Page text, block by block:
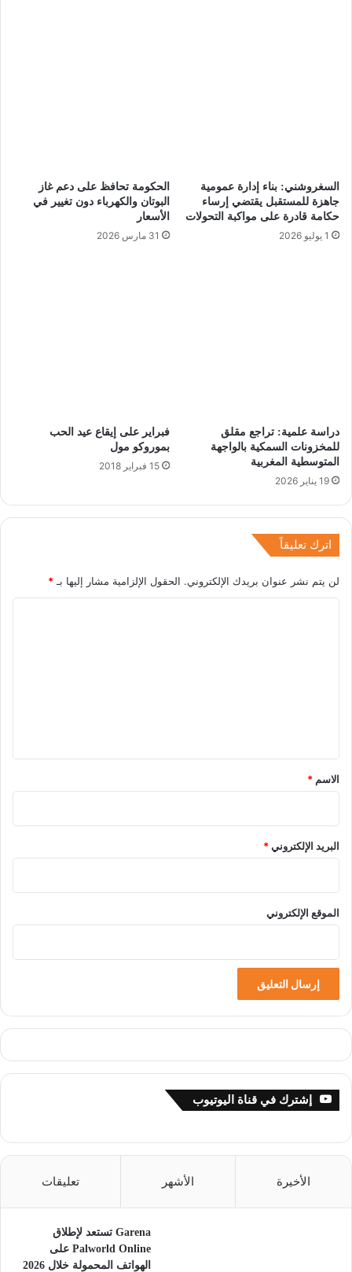
السغروشني: بناء إدارة عمومية
جاهزة للمستقبل يقتضي إرساء
حكامة قادرة على مواكبة التحولات
1 يوليو 2026
الحكومة تحافظ على دعم غاز
البوتان والكهرباء دون تغيير في
الأسعار
31 مارس 2026
دراسة علمية: تراجع مقلق
للمخزونات السمكية بالواجهة
المتوسطية المغربية
19 يناير 2026
فبراير على إيقاع عيد الحب
بموروكو مول
15 فبراير 2018
اترك تعليقاً
لن يتم نشر عنوان بريدك الإلكتروني. الحقول الإلزامية مشار إليها بـ*
*
الاسم *
البريد الإلكتروني*
الموقع الإلكتروني
إشترك في قناة اليوتيوب
الأخيرة الأشهر تعليقات
Garena تستعد لإطلاق
Palworld Online على
الهواتف المحمولة خلال 2026